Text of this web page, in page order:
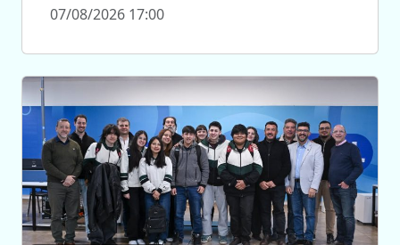
07/08/2026 17:00